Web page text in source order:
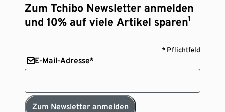
Zum Tchibo Newsletter anmelden
und 10% auf viele Artikel sparen¹
* Pflichtfeld
E-Mail-Adresse*
Zum Newsletter anmelden